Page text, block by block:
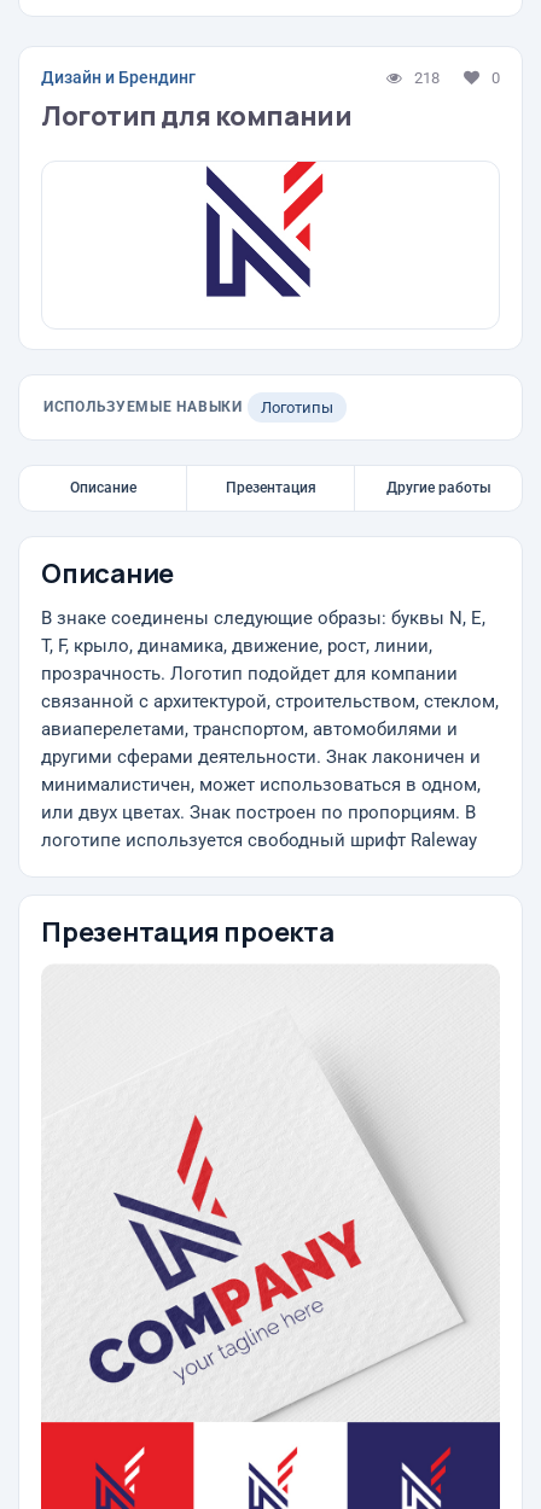
Дизайн и Брендинг 218 0
Логотип для компании
ИСПОЛЬЗУЕМЫЕ НАВЫКИ Логотипы
Описание Презентация Другие работы
Описание
В знаке соединены следующие образы: буквы N, E,
T, F, крыло, динамика, движение, рост, линии,
прозрачность. Логотип подойдет для компании
связанной с архитектурой, строительством, стеклом,
авиаперелетами, транспортом, автомобилями и
другими сферами деятельности. Знак лаконичен и
минималистичен, может использоваться в одном,
или двух цветах. Знак построен по пропорциям. В
логотипе используется свободный шрифт Raleway
Презентация проекта